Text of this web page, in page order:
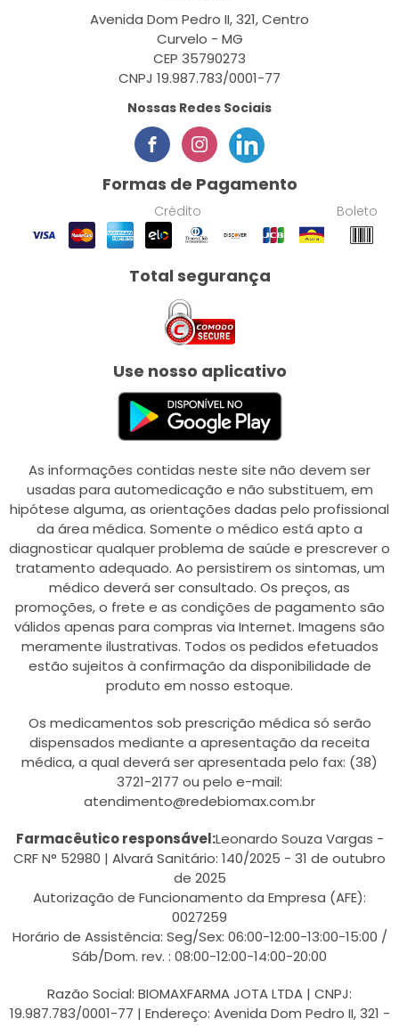
Avenida Dom Pedro II, 321, Centro
Curvelo - MG
CEP 35790273
CNPJ 19.987.783/0001-77
Nossas Redes Sociais
Formas de Pagamento
Crédito Boleto
Total segurança
Use nosso aplicativo
As informações contidas neste site não devem ser
usadas para automedicação e não substituem, em
hipótese alguma, as orientações dadas pelo profissional
da área médica. Somente o médico está apto a
diagnosticar qualquer problema de saúde e prescrever o
tratamento adequado. Ao persistirem os sintomas, um
médico deverá ser consultado. Os preços, as
promoções, o frete e as condições de pagamento são
válidos apenas para compras via Internet. Imagens são
meramente ilustrativas. Todos os pedidos efetuados
estão sujeitos à confirmação da disponibilidade de
produto em nosso estoque.
Os medicamentos sob prescrição médica só serão
dispensados mediante a apresentação da receita
médica, a qual deverá ser apresentada pelo fax: (38)
3721-2177 ou pelo e-mail:
atendimento@redebiomax.com.br
Farmacêutico responsável:Leonardo Souza Vargas -
CRF N° 52980 | Alvará Sanitário: 140/2025 - 31 de outubro
de 2025
Autorização de Funcionamento da Empresa (AFE):
0027259
Horário de Assistência: Seg/Sex: 06:00-12:00-13:00-15:00 /
Sáb/Dom. rev. : 08:00-12:00-14:00-20:00
Razão Social: BIOMAXFARMA JOTA LTDA | CNPJ:
19.987.783/0001-77 | Endereço: Avenida Dom Pedro II, 321 -